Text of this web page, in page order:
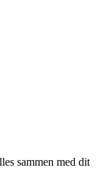
sammen med dit